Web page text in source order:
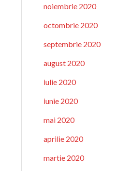
noiembrie 2020
octombrie 2020
septembrie 2020
august 2020
iulie 2020
iunie 2020
mai 2020
aprilie 2020
martie 2020